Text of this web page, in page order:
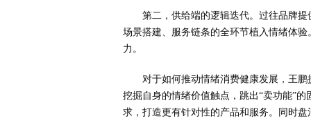
第二，供给端的逻辑迭代。过往品牌提
场景搭建、服务链条的全环节植入情绪体
力。
对于如何推动情绪消费健康发展，王
挖掘自身的情绪价值触点，跳出“卖功能”
求，打造更有针对性的产品和服务。同时